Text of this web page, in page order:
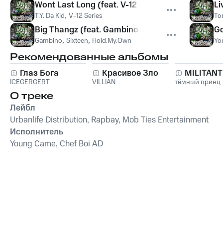
Wont Last Long (feat. V-12 Series)
T.Y. Da Kid, V-12 Series
Big Thangz (feat. Gambino & Hold.My.Own)
Gambino, Sixteen, Hold.My.Own
Рекомендованные альбомы
Глаз Бога
ICEGERGERT
Красивое Зло
VILLIAN тёмный принц
О треке
Лейбл
Urbanlife Distribution, Rapbay, Mob Ties Entertainment
Исполнитель
Young Came, Chef Boi AD